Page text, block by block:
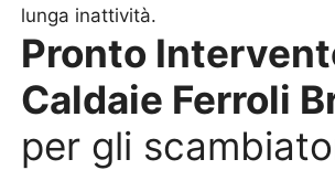
lunga inattività.
Pronto
Caldaie Ferroli
per gli